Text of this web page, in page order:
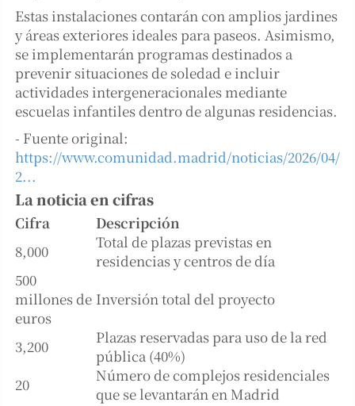
Estas instalaciones contarán con amplios jardines
y áreas exteriores ideales para paseos. Asimismo,
se implementarán programas destinados a
prevenir situaciones de soledad e incluir
actividades intergeneracionales mediante
escuelas infantiles dentro de algunas residencias.
- Fuente original:
https://www.comunidad.madrid/noticias/2026/04/
2...
La noticia en cifras
Cifra
Descripción
8,000
Total de plazas previstas en
residencias y centros de día
500
millones de
euros
Inversión total del proyecto
3,200
Plazas reservadas para uso de la red
pública (40%)
20
Número de complejos residenciales
que se levantarán en Madrid